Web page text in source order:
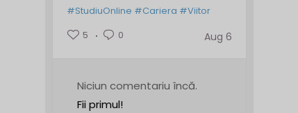
#StudiuOnline #Cariera #Viitor
5
0 Aug 6
Niciun comentariu încă.
Fii primul!